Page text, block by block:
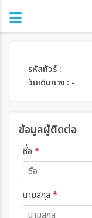
รหัสทัวร์ :
วันเดินทาง : -
ข้อมูลผู้ติดต่อ
ชื่อ *
นามสกุล *